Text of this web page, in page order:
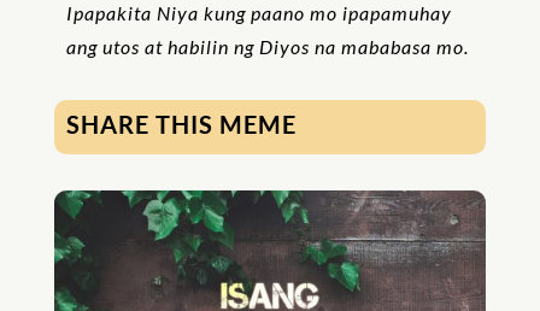
Ipapakita Niya kung paano mo ipapamuhay
ang utos at habilin ng Diyos na mababasa mo.
SHARE THIS MEME